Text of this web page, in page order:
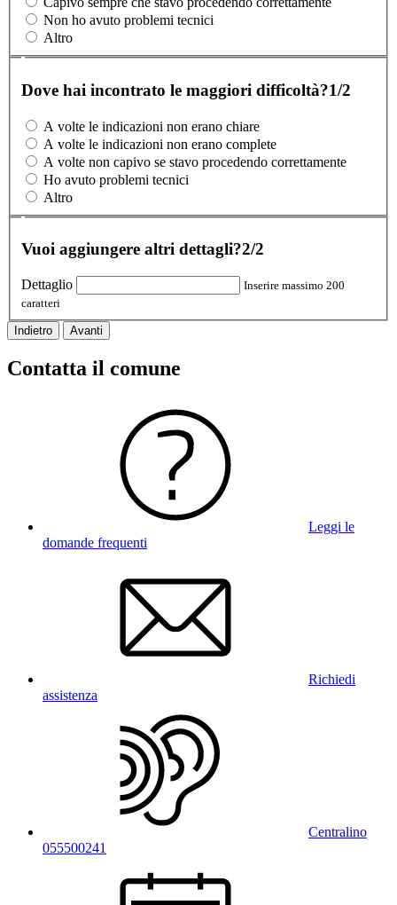
Non ho avuto problemi tecnici
Altro
Dove hai incontrato le maggiori difficoltà?1/2
A volte le indicazioni non erano chiare
A volte le indicazioni non erano complete
A volte non capivo se stavo procedendo correttamente
Ho avuto problemi tecnici
Altro
Vuoi aggiungere altri dettagli?2/2
Dettaglio
Inserire massimo 200
caratteri
Indietro Avanti
Contatta il comune
Leggi le
domande frequenti
Richiedi
assistenza
Centralino
055500241